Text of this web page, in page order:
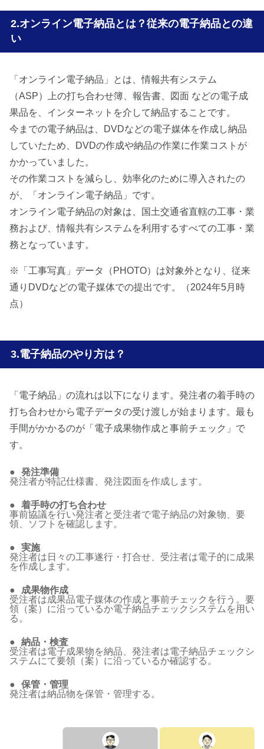
オンライン電子納品とは？従来の電子納品との違
い
「オンライン電子納品」とは、情報共有システム
（ASP）上の打ち合わせ簿、報告書、図面 などの電子成
果品を、インターネットを介して納品することです。
今までの電子納品は、DVDなどの電子媒体を作成し納品
していたため、DVDの作成や納品の作業に作業コストが
かかっていました。
その作業コストを減らし、効率化のために導入されたの
が、「オンライン電子納品」です。
オンライン電子納品の対象は、国土交通省直轄の工事・業
務および、情報共有システムを利用するすべての工事・業
務となっています。
※「工事写真」データ（PHOTO）は対象外となり、従来
通りDVDなどの電子媒体での提出です。（2024年5月時
点）
電子納品のやり方は？
「電子納品」の流れは以下になります。発注者の着手時の
打ち合わせから電子データの受け渡しが始まります。最も
手間がかかるのが「電子成果物作成と事前チェック」で
す。
発注準備
発注者が特記仕様書、発注図面を作成します。
着手時の打ち合わせ
事前協議を行い発注者と受注者で電子納品の対象物、要
領、ソフトを確認します。
実施
発注者は日々の工事遂行・打合せ、受注者は電子的に成果
を作成します。
成果物作成
受注者は成果品電子媒体の作成と事前チェックを行う。要
領（案）に沿っているか電子納品チェックシステムを用い
る。
納品・検査
受注者は電子成果物を納品、発注者は電子納品チェックシ
ステムにて要領（案）に沿っているか確認する。
保管・管理
発注者は納品物を保管・管理する。